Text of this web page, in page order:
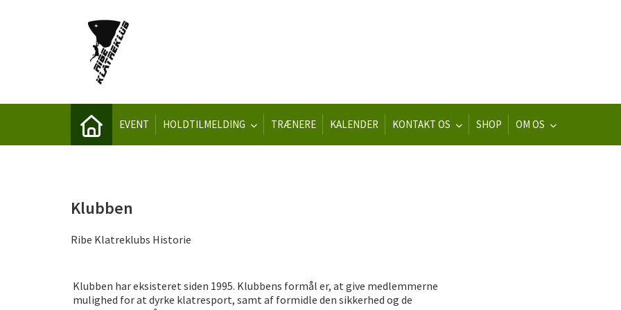
EVENT HOLDTILMELDING TRÆNERE KALENDER KONTAKT OS SHOP OM OS
Klubben
Ribe Klatreklubs Historie
Klubben har eksisteret siden 1995. Klubbens formål er, at give medlemmerne
mulighed for at dyrke klatresport, samt af formidle den sikkerhed og de